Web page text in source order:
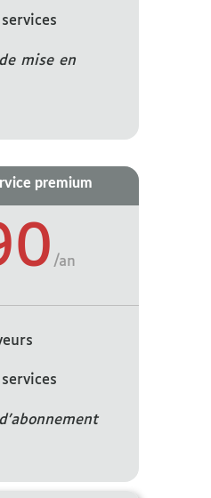
mise en
premium
/an